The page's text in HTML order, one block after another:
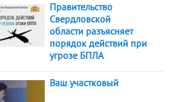
Правительство
Свердловской
области разъясняет
порядок действий при
угрозе БПЛА
Ваш участковый